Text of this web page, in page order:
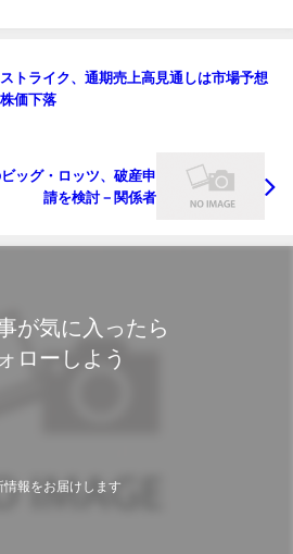
トライク、通期売上高見通しは市場予想
価下落
ッグ・ロッツ、破産申
請を検討－関係者
が気に入ったら
ローしよう
情報をお届けします